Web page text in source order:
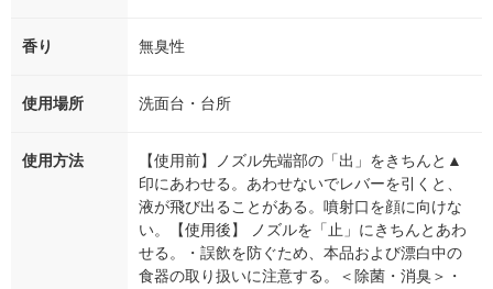
香り 無臭性
使用場所 洗面台・台所
使用方法
【使用前】ノズル先端部の「出」をきちんと▲
印にあわせる。あわせないでレバーを引くと、
液が飛び出ることがある。噴射口を顔に向けな
い。【使用後】 ノズルを「止」にきちんとあわ
せる。・誤飲を防ぐため、本品および漂白中の
食器の取り扱いに注意する。＜除菌・消臭＞・